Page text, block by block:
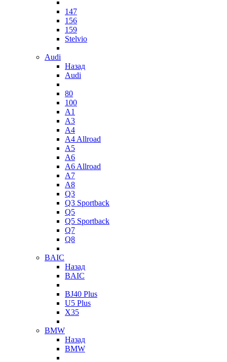
147
156
159
Stelvio
Audi
Назад
Audi
80
100
A1
A3
A4
A4 Allroad
A5
A6
A6 Allroad
A7
A8
Q3
Q3 Sportback
Q5
Q5 Sportback
Q7
Q8
BAIC
Назад
BAIC
BJ40 Plus
U5 Plus
X35
BMW
Назад
BMW